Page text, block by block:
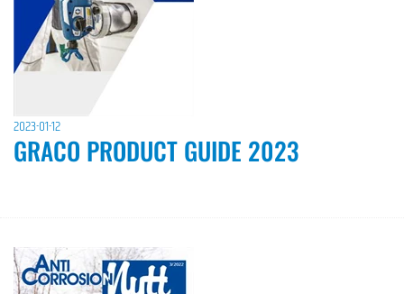
2023-01-12
GRACO PRODUCT GUIDE 2023